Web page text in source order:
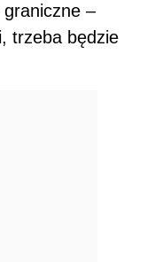
–
trzeba będzie